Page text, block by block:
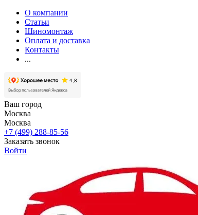
О компании
Статьи
Шиномонтаж
Оплата и доставка
Контакты
...
Ваш город
Москва
Москва
+7 (499) 288-85-56
Заказать звонок
Войти